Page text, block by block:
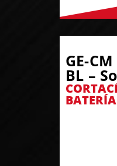
GE-
BL –
BATERÍA